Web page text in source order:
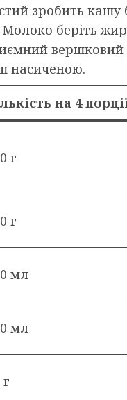
зробить
беріть
насиченою.
на 4
г
г
мл
мл